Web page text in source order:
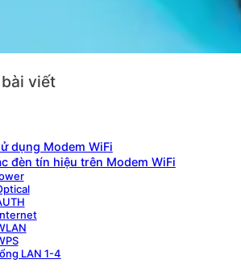
viết
dụng Modem WiFi
đèn tín hiệu trên Modem WiFi
LAN 1-4